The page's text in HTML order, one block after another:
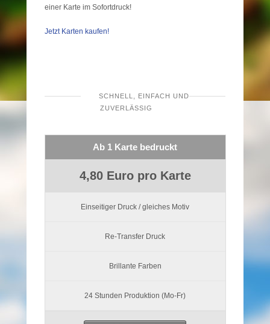
einer Karte im Sofortdruck!
Jetzt Karten kaufen!
SCHNELL, EINFACH UND
ZUVERLÄSSIG
Ab 1 Karte bedruckt
4,80 Euro pro Karte
Einseitiger Druck / gleiches Motiv
Re-Transfer Druck
Brillante Farben
24 Stunden Produktion (Mo-Fr)